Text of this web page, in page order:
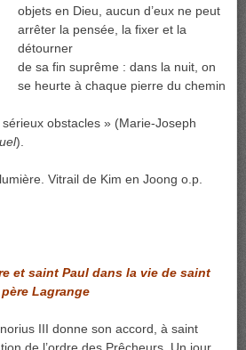
objets en Dieu, aucun d’eux ne peut
arrêter la pensée, la fixer et la
détourner
de sa fin suprême : dans la nuit, on
se heurte à chaque pierre du chemin
obstacles » (Marie-Joseph
).
Vitrail de Kim en Joong o.p.
et saint Paul dans la vie de saint
Lagrange
III donne son accord, à saint